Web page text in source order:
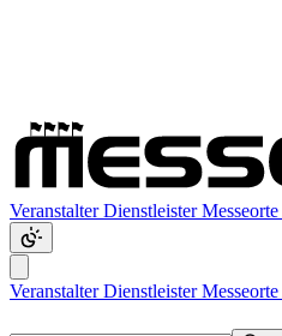
VeranstalterDienstleisterMesseorte
VeranstalterDienstleisterMesseorte